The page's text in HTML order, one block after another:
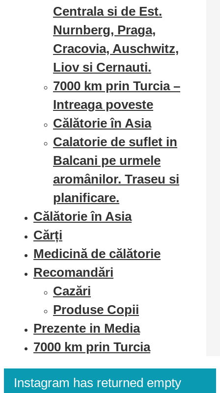
Centrala si de Est.
Nurnberg, Praga,
Cracovia, Auschwitz,
Liov si Cernauti.
7000 km prin Turcia –
Intreaga poveste
Călătorie în Asia
Calatorie de suflet in
Balcani pe urmele
aromânilor. Traseu si
planificare.
Călătorie în Asia
Cărți
Medicină de călătorie
Recomandări
Cazări
Produse Copii
Prezente in Media
7000 km prin Turcia
Instagram has returned empty